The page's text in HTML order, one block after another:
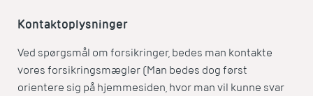
Kontaktoplysninger
Ved spørgsmål om forsikringer, bedes man kontakte
vores forsikringsmægler (Man bedes dog først
orientere sig på hjemmesiden, hvor man vil kunne svar